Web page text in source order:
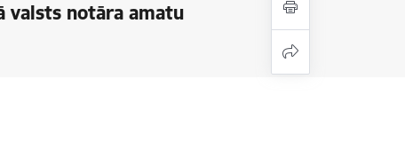
valsts notāra amatu